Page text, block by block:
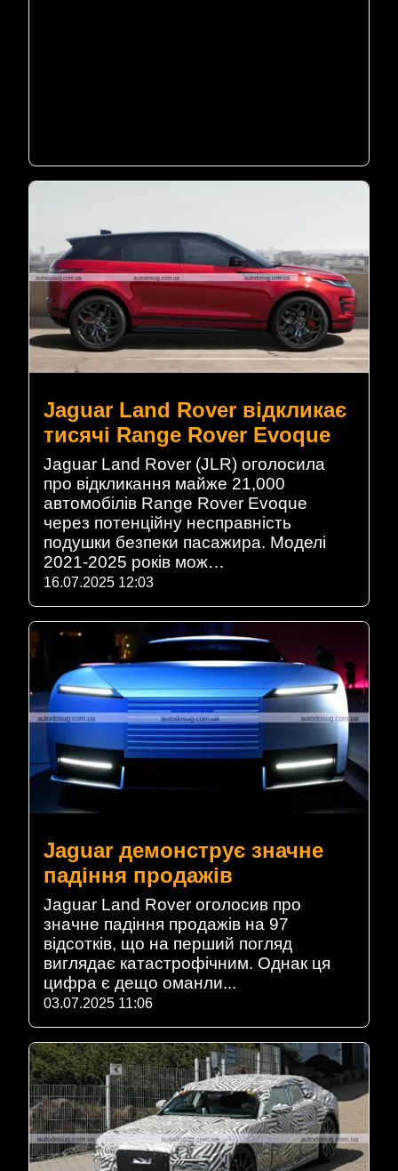
Jaguar Land Rover відкликає
тисячі Range Rover Evoque
Jaguar Land Rover (JLR) оголосила
про відкликання майже 21,000
автомобілів Range Rover Evoque
через потенційну несправність
подушки безпеки пасажира. Моделі
2021-2025 років мож…
16.07.2025 12:03
Jaguar демонструє значне
падіння продажів
Jaguar Land Rover оголосив про
значне падіння продажів на 97
відсотків, що на перший погляд
виглядає катастрофічним. Однак ця
цифра є дещо оманли...
03.07.2025 11:06